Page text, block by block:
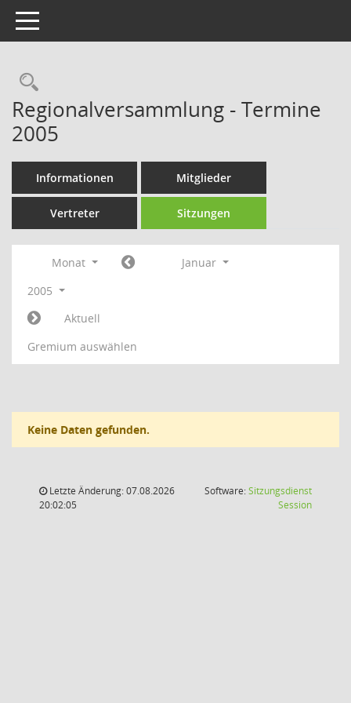
Toggle navigation
Rechercheauswahl
Regionalversammlung - Termine
2005
Informationen Mitglieder
Vertreter Sitzungen
Monat
Januar
2005
Aktuell
Gremium auswählen
Keine Daten gefunden.
Letzte Änderung: 07.08.2026
20:02:05
Software:Sitzungsdienst
Session(Wird in